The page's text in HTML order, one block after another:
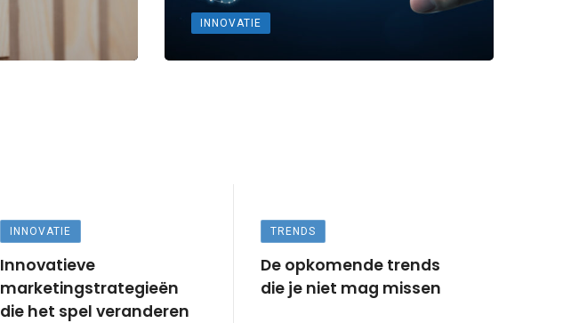
INNOVATIE
INNOVATIE
Innovatieve
marketingstrategieën
die het spel veranderen
TRENDS
De opkomende trends
die je niet mag missen